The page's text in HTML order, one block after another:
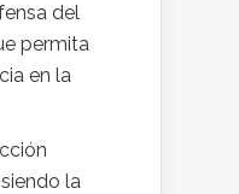
del
permita
en la
la